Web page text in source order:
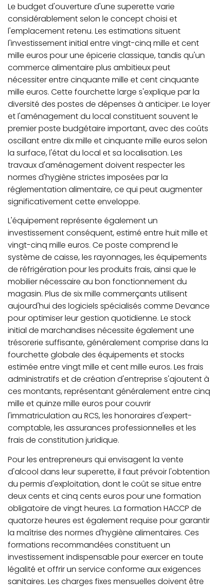
Le budget d'ouverture d'une superette varie
considérablement selon le concept choisi et
l'emplacement retenu. Les estimations situent
l'investissement initial entre vingt-cinq mille et cent
mille euros pour une épicerie classique, tandis qu'un
commerce alimentaire plus ambitieux peut
nécessiter entre cinquante mille et cent cinquante
mille euros. Cette fourchette large s'explique par la
diversité des postes de dépenses à anticiper. Le loyer
et l'aménagement du local constituent souvent le
premier poste budgétaire important, avec des coûts
oscillant entre dix mille et cinquante mille euros selon
la surface, l'état du local et sa localisation. Les
travaux d'aménagement doivent respecter les
normes d'hygiène strictes imposées par la
réglementation alimentaire, ce qui peut augmenter
significativement cette enveloppe.
L'équipement représente également un
investissement conséquent, estimé entre huit mille et
vingt-cinq mille euros. Ce poste comprend le
système de caisse, les rayonnages, les équipements
de réfrigération pour les produits frais, ainsi que le
mobilier nécessaire au bon fonctionnement du
magasin. Plus de six mille commerçants utilisent
aujourd'hui des logiciels spécialisés comme Devance
pour optimiser leur gestion quotidienne. Le stock
initial de marchandises nécessite également une
trésorerie suffisante, généralement comprise dans la
fourchette globale des équipements et stocks
estimée entre vingt mille et cent mille euros. Les frais
administratifs et de création d'entreprise s'ajoutent à
ces montants, représentant généralement entre cinq
mille et quinze mille euros pour couvrir
l'immatriculation au RCS, les honoraires d'expert-
comptable, les assurances professionnelles et les
frais de constitution juridique.
Pour les entrepreneurs qui envisagent la vente
d'alcool dans leur superette, il faut prévoir l'obtention
du permis d'exploitation, dont le coût se situe entre
deux cents et cinq cents euros pour une formation
obligatoire de vingt heures. La formation HACCP de
quatorze heures est également requise pour garantir
la maîtrise des normes d'hygiène alimentaires. Ces
formations recommandées constituent un
investissement indispensable pour exercer en toute
légalité et offrir un service conforme aux exigences
sanitaires. Les charges fixes mensuelles doivent être